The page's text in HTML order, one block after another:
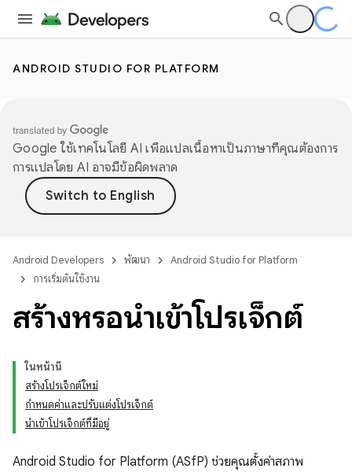
ANDROID STUDIO FOR PLATFORM
Google ใช้เทคโนโลยี AI เพื่อแปลเนื้อหาเป็นภาษาที่คุณต้องการ
การแปลโดย AI อาจมีข้อผิดพลาด
Android Developers พัฒนา
Android Studio for Platform
การเริ่มต้นใช้งาน
สร้างหรือนำเข้าโปรเจ็กต์
ในหน้านี้
สร้างโปรเจ็กต์ใหม่
กำหนดค่าและปรับแต่งโปรเจ็กต์
นำเข้าโปรเจ็กต์ที่มีอยู่
Android Studio for Platform (ASfP) ช่วยคุณตั้งค่าสภาพ